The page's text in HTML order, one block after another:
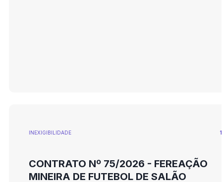
INEXIGIBILIDADE
CONTRATO Nº 75/2026 - FEREAÇÃO
MINEIRA DE FUTEBOL DE SALÃO